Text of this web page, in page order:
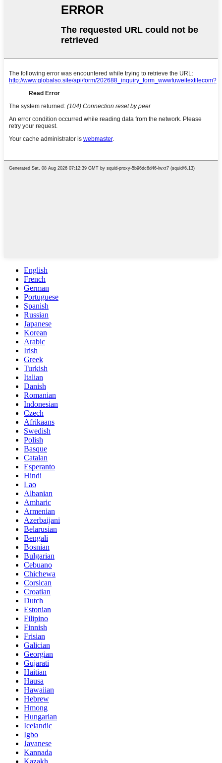
English
French
German
Portuguese
Spanish
Russian
Japanese
Korean
Arabic
Irish
Greek
Turkish
Italian
Danish
Romanian
Indonesian
Czech
Afrikaans
Swedish
Polish
Basque
Catalan
Esperanto
Hindi
Lao
Albanian
Amharic
Armenian
Azerbaijani
Belarusian
Bengali
Bosnian
Bulgarian
Cebuano
Chichewa
Corsican
Croatian
Dutch
Estonian
Filipino
Finnish
Frisian
Galician
Georgian
Gujarati
Haitian
Hausa
Hawaiian
Hebrew
Hmong
Hungarian
Icelandic
Igbo
Javanese
Kannada